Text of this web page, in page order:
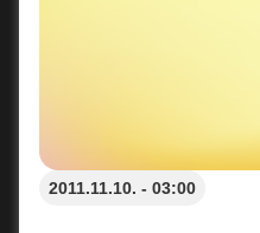
2011.11.10. - 03:00